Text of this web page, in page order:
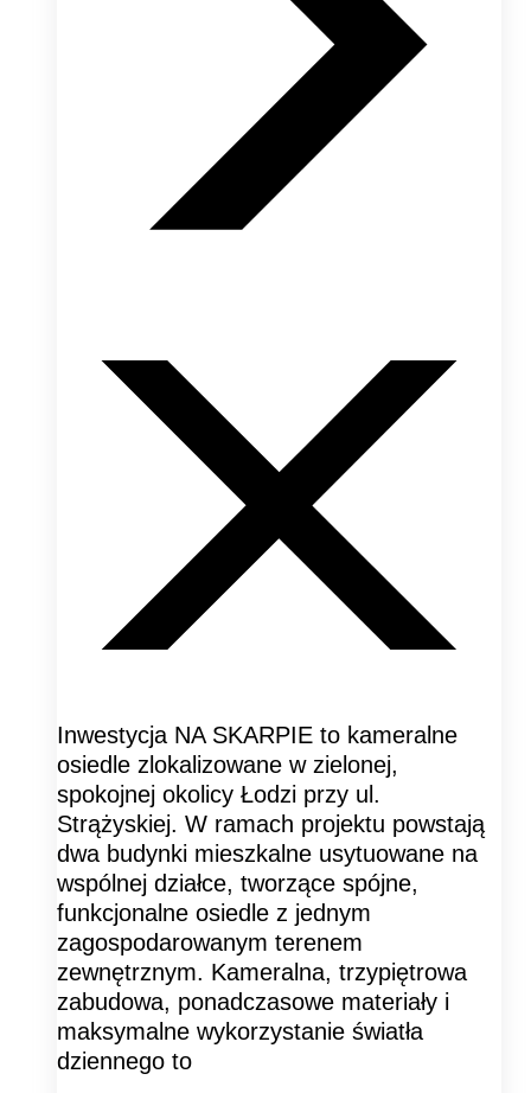
Inwestycja NA SKARPIE to kameralne
osiedle zlokalizowane w zielonej,
spokojnej okolicy Łodzi przy ul.
Strążyskiej. W ramach projektu powstają
dwa budynki mieszkalne usytuowane na
wspólnej działce, tworzące spójne,
funkcjonalne osiedle z jednym
zagospodarowanym terenem
zewnętrznym. Kameralna, trzypiętrowa
zabudowa, ponadczasowe materiały i
maksymalne wykorzystanie światła
dziennego to